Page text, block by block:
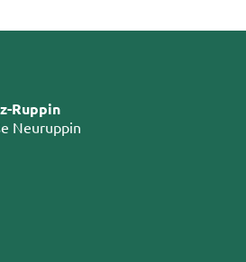
Ruppin
Neuruppin